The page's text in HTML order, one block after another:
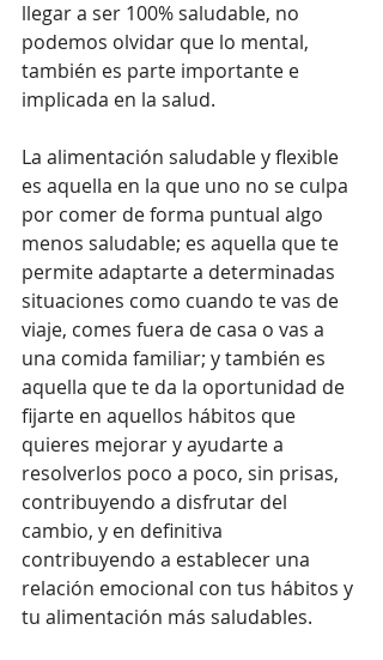
llegar a ser 100% saludable, no
podemos olvidar que lo mental,
también es parte importante e
implicada en la salud.
La alimentación saludable y flexible
es aquella en la que uno no se culpa
por comer de forma puntual algo
menos saludable; es aquella que te
permite adaptarte a determinadas
situaciones como cuando te vas de
viaje, comes fuera de casa o vas a
una comida familiar; y también es
aquella que te da la oportunidad de
fijarte en aquellos hábitos que
quieres mejorar y ayudarte a
resolverlos poco a poco, sin prisas,
contribuyendo a disfrutar del
cambio, y en definitiva
contribuyendo a establecer una
relación emocional con tus hábitos y
tu alimentación más saludables.